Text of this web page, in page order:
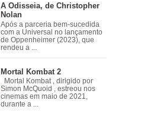
A Odisseia, de Christopher
Nolan
Após a parceria bem-sucedida
com a Universal no lançamento
de Oppenheimer (2023), que
rendeu a ...
Mortal Kombat 2
Mortal Kombat , dirigido por
Simon McQuoid , estreou nos
cinemas em maio de 2021,
durante a ...